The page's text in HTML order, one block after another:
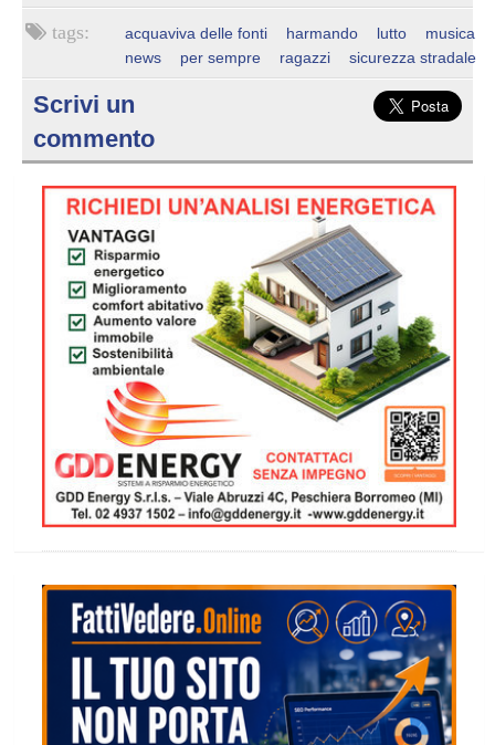
acquaviva delle fonti harmando lutto
musica
news
per sempre ragazzi sicurezza stradale
Scrivi un
commento